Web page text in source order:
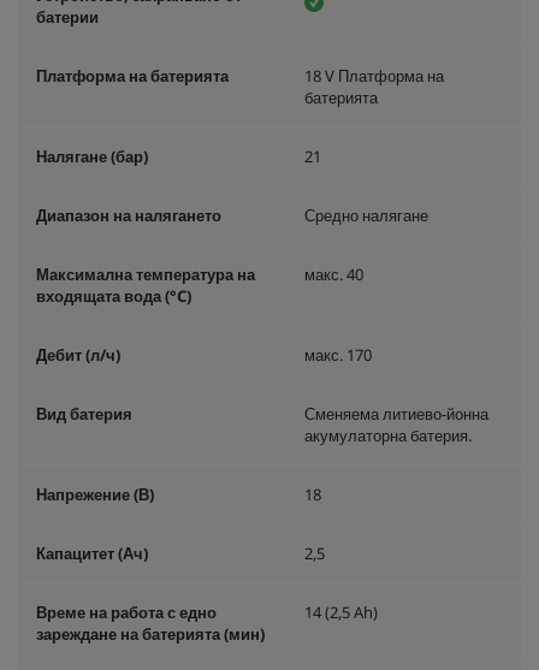
батерии
Платформа на батерията
18 V Платформа на
батерията
Налягане (бар) 21
Диапазон на налягането Средно налягане
Максимална температура на
входящата вода (°C)
макс. 40
Дебит (л/ч) макс. 170
Вид батерия
Сменяема литиево-йонна
акумулаторна батерия.
Напрежение (В) 18
Капацитет (Ач) 2,5
Време на работа с едно
зареждане на батерията (мин)
14 (2,5 Ah)